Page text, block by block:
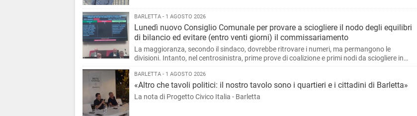
BARLETTA - 1 AGOSTO 2026
Lunedì nuovo Consiglio Comunale per provare a sciogliere il nodo degli equilibri
di bilancio ed evitare (entro venti giorni) il commissariamento
La maggioranza, secondo il sindaco, dovrebbe ritrovare i numeri, ma permangono le
divisioni. Intanto, nel centrosinistra, prime prove di coalizione e primi nodi da sciogliere in
vista delle prossime elezioni
BARLETTA - 1 AGOSTO 2026
«Altro che tavoli politici: il nostro tavolo sono i quartieri e i cittadini di Barletta»
La nota di Progetto Civico Italia - Barletta